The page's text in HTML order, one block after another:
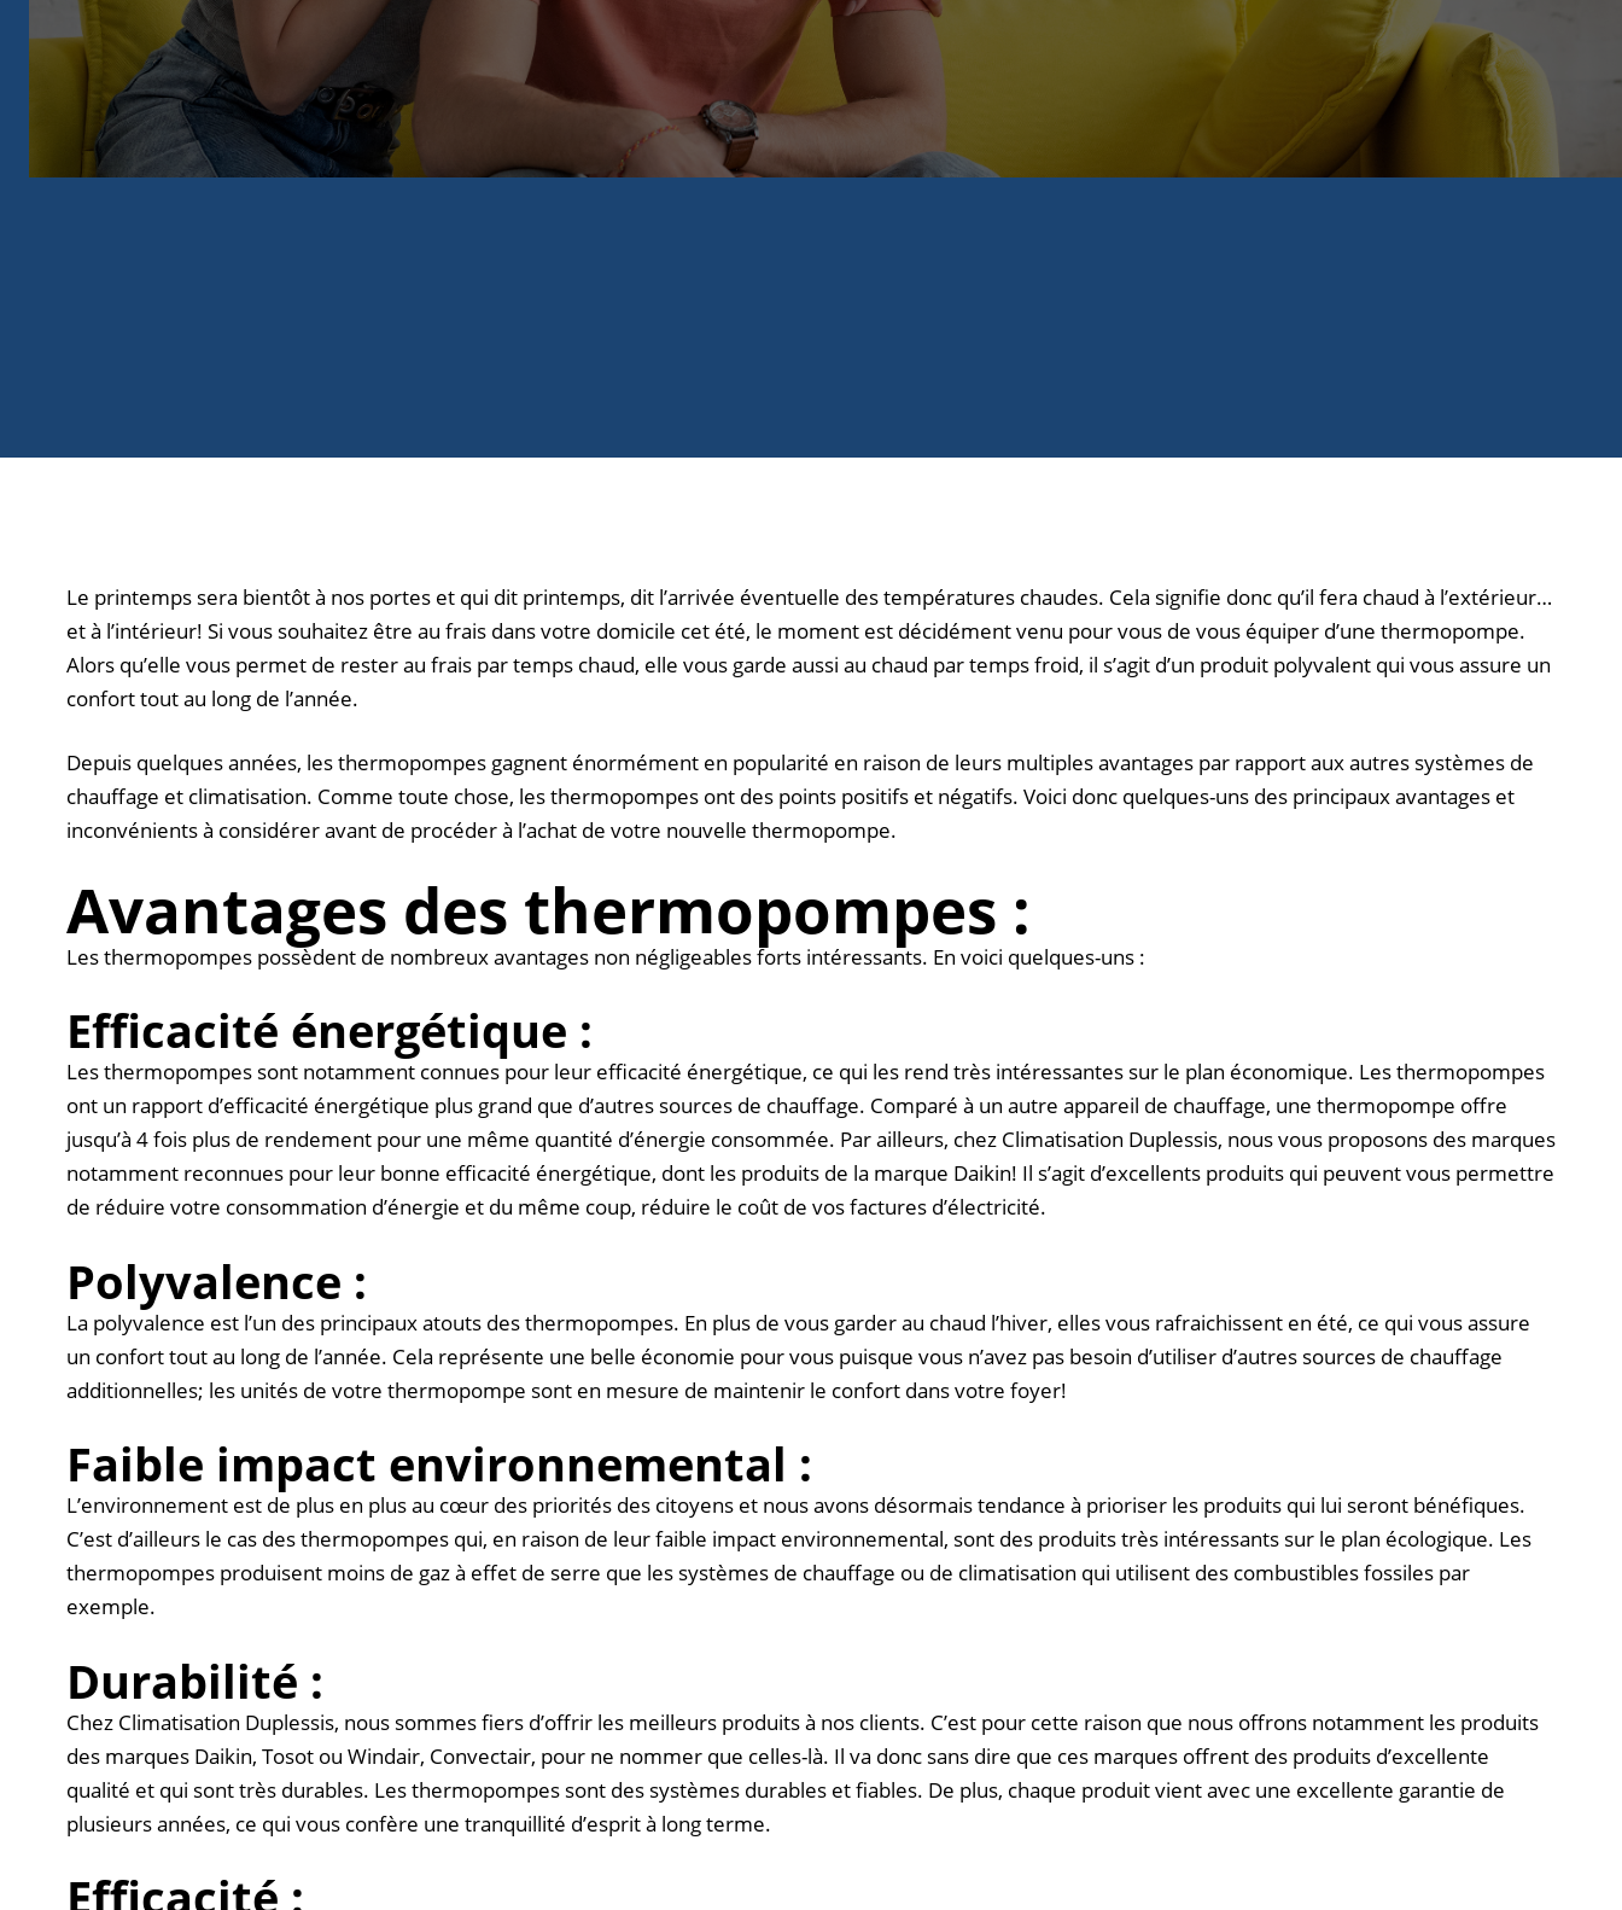
Le printemps sera bientôt à nos portes et qui dit printemps, dit l’arrivée éventuelle des températures chaudes. Cela signifie donc qu’il fera chaud à l’extérieur…
et à l’intérieur! Si vous souhaitez être au frais dans votre domicile cet été, le moment est décidément venu pour vous de vous équiper d’une thermopompe.
Alors qu’elle vous permet de rester au frais par temps chaud, elle vous garde aussi au chaud par temps froid, il s’agit d’un produit polyvalent qui vous assure un
confort tout au long de l’année.
Depuis quelques années, les thermopompes gagnent énormément en popularité en raison de leurs multiples avantages par rapport aux autres systèmes de
chauffage et climatisation. Comme toute chose, les thermopompes ont des points positifs et négatifs. Voici donc quelques-uns des principaux avantages et
inconvénients à considérer avant de procéder à l’achat de votre nouvelle thermopompe.
Avantages des thermopompes :
Les thermopompes possèdent de nombreux avantages non négligeables forts intéressants. En voici quelques-uns :
Efficacité énergétique :
Les thermopompes sont notamment connues pour leur efficacité énergétique, ce qui les rend très intéressantes sur le plan économique. Les thermopompes
ont un rapport d’efficacité énergétique plus grand que d’autres sources de chauffage. Comparé à un autre appareil de chauffage, une thermopompe offre
jusqu’à 4 fois plus de rendement pour une même quantité d’énergie consommée. Par ailleurs, chez Climatisation Duplessis, nous vous proposons des marques
notamment reconnues pour leur bonne efficacité énergétique, dont les produits de la marque Daikin! Il s’agit d’excellents produits qui peuvent vous permettre
de réduire votre consommation d’énergie et du même coup, réduire le coût de vos factures d’électricité.
Polyvalence :
La polyvalence est l’un des principaux atouts des thermopompes. En plus de vous garder au chaud l’hiver, elles vous rafraichissent en été, ce qui vous assure
un confort tout au long de l’année. Cela représente une belle économie pour vous puisque vous n’avez pas besoin d’utiliser d’autres sources de chauffage
additionnelles; les unités de votre thermopompe sont en mesure de maintenir le confort dans votre foyer!
Faible impact environnemental :
L’environnement est de plus en plus au cœur des priorités des citoyens et nous avons désormais tendance à prioriser les produits qui lui seront bénéfiques.
C’est d’ailleurs le cas des thermopompes qui, en raison de leur faible impact environnemental, sont des produits très intéressants sur le plan écologique. Les
thermopompes produisent moins de gaz à effet de serre que les systèmes de chauffage ou de climatisation qui utilisent des combustibles fossiles par
exemple.
Durabilité :
Chez Climatisation Duplessis, nous sommes fiers d’offrir les meilleurs produits à nos clients. C’est pour cette raison que nous offrons notamment les produits
des marques Daikin, Tosot ou Windair, Convectair, pour ne nommer que celles-là. Il va donc sans dire que ces marques offrent des produits d’excellente
qualité et qui sont très durables. Les thermopompes sont des systèmes durables et fiables. De plus, chaque produit vient avec une excellente garantie de
plusieurs années, ce qui vous confère une tranquillité d’esprit à long terme.
Efficacité :